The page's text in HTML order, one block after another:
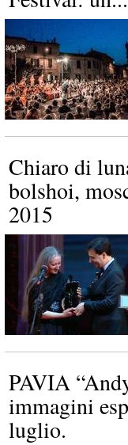
Chiaro di
bolshoi,
2015
PAVIA
immagini
luglio.